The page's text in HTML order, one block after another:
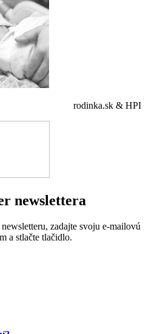
rodinka.sk & HPI
newslettera
zadajte svoju e-mailovú
a stlačte tlačidlo.